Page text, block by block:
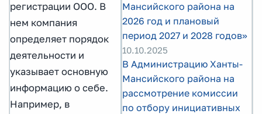
регистрации ООО. В
нем компания
определяет порядок
деятельности и
указывает основную
информацию о себе.
Например, в
Мансийского района на
2026 год и плановый
период 2027 и 2028 годов»
10.10.2025
В Администрацию Ханты-
Мансийского района на
рассмотрение комиссии
по отбору инициативных